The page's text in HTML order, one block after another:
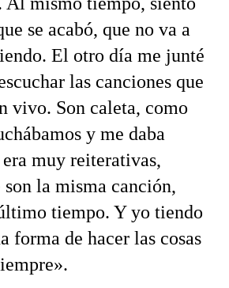
se acabó, que no va a
El otro día me junté
las canciones que
vivo. Son caleta, como
y me daba
muy reiterativas,
son la misma canción,
tiempo. Y yo tiendo
forma de hacer las cosas